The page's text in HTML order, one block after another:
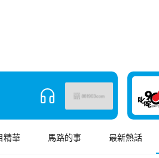
精華 馬路的事 最新熱話